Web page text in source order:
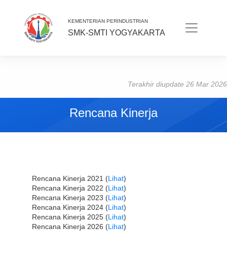
KEMENTERIAN PERINDUSTRIAN
SMK-SMTI YOGYAKARTA
Terakhir diupdate 26 Mar 2026
Rencana Kinerja
Rencana Kinerja 2021 (Lihat)
Rencana Kinerja 2022 (Lihat)
Rencana Kinerja 2023 (Lihat)
Rencana Kinerja 2024 (Lihat)
Rencana Kinerja 2025 (Lihat)
Rencana Kinerja 2026 (Lihat)